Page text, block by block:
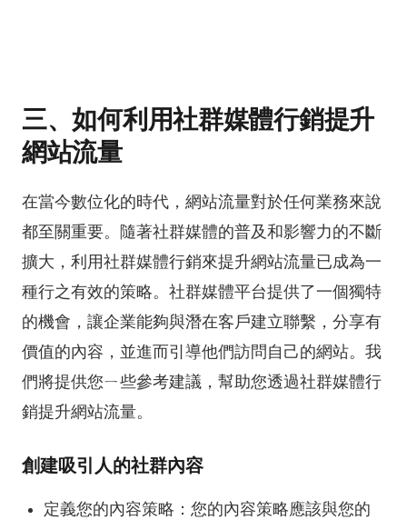
三、如何利用社群媒體行銷提升
網站流量
在當今數位化的時代，網站流量對於任何業務來說
都至關重要。隨著社群媒體的普及和影響力的不斷
擴大，利用社群媒體行銷來提升網站流量已成為一
種行之有效的策略。社群媒體平台提供了一個獨特
的機會，讓企業能夠與潛在客戶建立聯繫，分享有
價值的內容，並進而引導他們訪問自己的網站。我
們將提供您ㄧ些參考建議，幫助您透過社群媒體行
銷提升網站流量。
創建吸引人的社群內容
定義您的內容策略：您的內容策略應該與您的